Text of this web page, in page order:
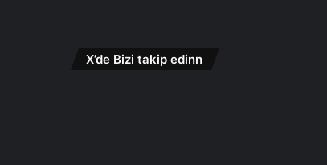
X’de Bizi takip edinn